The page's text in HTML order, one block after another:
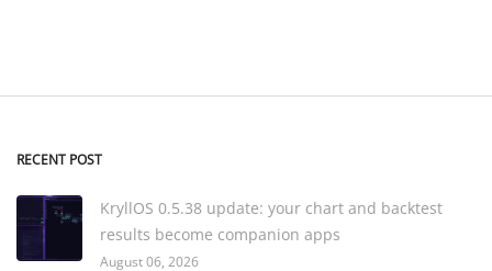
RECENT POST
KryllOS 0.5.38 update: your chart and backtest
results become companion apps
August 06, 2026